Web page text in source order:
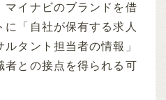
マイナビのブランドを借
に「自社が保有する求人
タント担当者の情報」
者との接点を得られる可